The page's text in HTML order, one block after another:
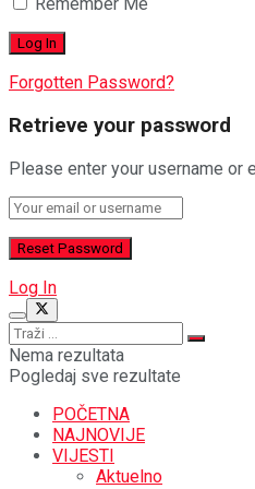
Forgotten Password?
Retrieve your password
Please enter your username or
Log In
Nema rezultata
Pogledaj sve rezultate
POČETNA
NAJNOVIJE
VIJESTI
Aktuelno